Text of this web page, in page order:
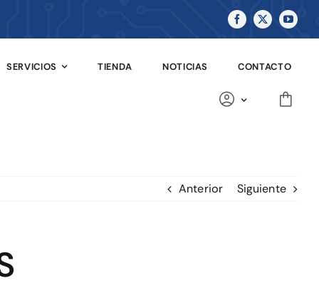
SERVICIOS TIENDA NOTICIAS CONTACTO
Anterior Siguiente